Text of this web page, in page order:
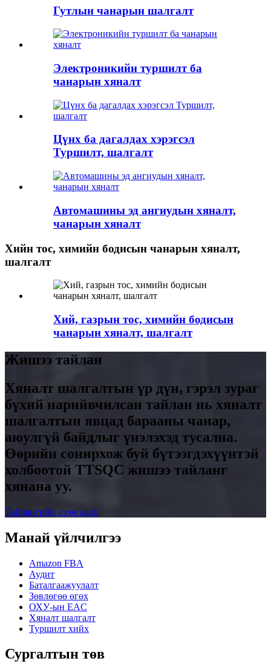
Гутлын чанарын шалгалт
Электроникийн туршилт ба
чанарын хяналт
Цүнх ба дагалдах хэрэгсэл
Туршилт, шалгалт
Автомашины эд ангиудын хяналт,
чанарын хяналт
Хийн тос, химийн бодисын чанарын хяналт,
шалгалт
Хий, газрын тос, химийн бодисын
чанарын хяналт, шалгалт
Жишээ тайлан
Хяналт шалгалтын үр дүн, гэрэл зураг
бүхий нарийвчилсан тайлан нь хяналт
шалгалтын явцад барааны чанар,
аюулгүй байдлыг үнэлэхэд тусална.
Өөрийн сонирхож буй бүтээгдэхүүнтэй
холбоотой TTSQC жишээ тайланг
хянана уу.
Тайлангийн дээж авах
Манай үйлчилгээ
Amazon FBA
Аудит
Баталгаажуулалт
Зөвлөгөө өгөх
ОХУ-ын EAC
Хяналт шалгалт
Туршилт хийх
Сургалтын төв